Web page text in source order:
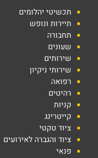
תכשיטי יהלומים
תיירות ונופש
תחבורה
שעונים
שירותים
שירותי ניקיון
רפואה
רהיטים
קניות
קייטרינג
ציוד טקטי
ציוד והגברה לאירועים
פנאי